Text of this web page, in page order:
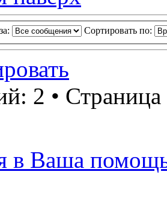
Сортировать по:
2 • Страница
в Ваша